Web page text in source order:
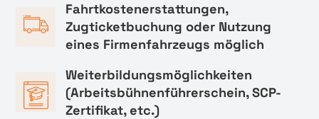
Fahrtkostenerstattungen,
Zugticketbuchung oder Nutzung
eines Firmenfahrzeugs möglich
Weiterbildungsmöglichkeiten
(Arbeitsbühnenführerschein, SCP-
Zertifikat, etc.)